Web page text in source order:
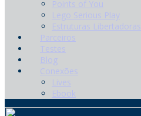
Points of You
Lego Serious Play
Estruturas Libertadoras
Parceiros
Testes
Blog
Conexões
Lives
Ebook